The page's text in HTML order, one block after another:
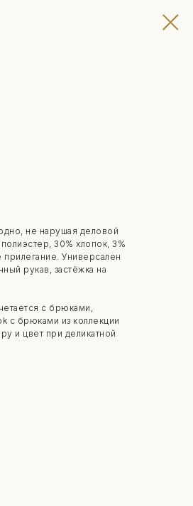
не нарушая деловой
30% хлопок, 3%
Универсален
рукав, застёжка на
с брюками,
с брюками из коллекции
и цвет при деликатной